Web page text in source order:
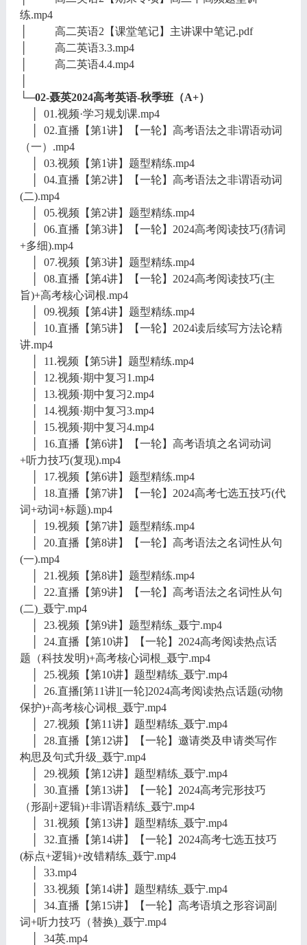
练.mp4
│ 高二英语2【课堂笔记】主讲课中笔记.pdf
│ 高二英语3.3.mp4
│ 高二英语4.4.mp4
└─02-聂英2024高考英语-秋季班（A+）
│ 01.视频·学习规划课.mp4
│ 02.直播【第1讲】【一轮】高考语法之非谓语动词
（一）.mp4
│ 03.视频【第1讲】题型精练.mp4
│ 04.直播【第2讲】【一轮】高考语法之非谓语动词
(二).mp4
│ 05.视频【第2讲】题型精练.mp4
│ 06.直播【第3讲】【一轮】2024高考阅读技巧(猜词
+多细).mp4
│ 07.视频【第3讲】题型精练.mp4
│ 08.直播【第4讲】【一轮】2024高考阅读技巧(主
旨)+高考核心词根.mp4
│ 09.视频【第4讲】题型精练.mp4
│ 10.直播【第5讲】【一轮】2024读后续写方法论精
讲.mp4
│ 11.视频【第5讲】题型精练.mp4
│ 12.视频·期中复习1.mp4
│ 13.视频·期中复习2.mp4
│ 14.视频·期中复习3.mp4
│ 15.视频·期中复习4.mp4
│ 16.直播【第6讲】【一轮】高考语填之名词动词
+听力技巧(复现).mp4
│ 17.视频【第6讲】题型精练.mp4
│ 18.直播【第7讲】【一轮】2024高考七选五技巧(代
词+动词+标题).mp4
│ 19.视频【第7讲】题型精练.mp4
│ 20.直播【第8讲】【一轮】高考语法之名词性从句
(一).mp4
│ 21.视频【第8讲】题型精练.mp4
│ 22.直播【第9讲】【一轮】高考语法之名词性从句
(二)_聂宁.mp4
│ 23.视频【第9讲】题型精练_聂宁.mp4
│ 24.直播【第10讲】【一轮】2024高考阅读热点话
题（科技发明)+高考核心词根_聂宁.mp4
│ 25.视频【第10讲】题型精练_聂宁.mp4
│ 26.直播[第11讲][一轮]2024高考阅读热点话题(动物
保护)+高考核心词根_聂宁.mp4
│ 27.视频【第11讲】题型精练_聂宁.mp4
│ 28.直播【第12讲】【一轮】邀请类及申请类写作
构思及句式升级_聂宁.mp4
│ 29.视频【第12讲】题型精练_聂宁.mp4
│ 30.直播【第13讲】【一轮】2024高考完形技巧
（形副+逻辑)+非谓语精练_聂宁.mp4
│ 31.视频【第13讲】题型精练_聂宁.mp4
│ 32.直播【第14讲】【一轮】2024高考七选五技巧
(标点+逻辑)+改错精练_聂宁.mp4
│ 33.mp4
│ 33.视频【第14讲】题型精练_聂宁.mp4
│ 34.直播【第15讲】【一轮】高考语填之形容词副
词+听力技巧（替换)_聂宁.mp4
│ 34英.mp4